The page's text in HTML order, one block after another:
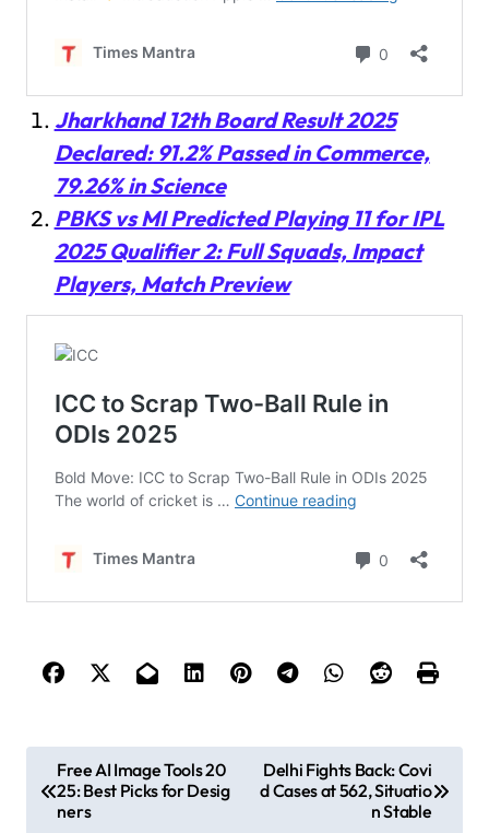
Jharkhand 12th Board Result 2025
Declared: 91.2% Passed in Commerce,
79.26% in Science
PBKS vs MI Predicted Playing 11 for IPL
2025 Qualifier 2: Full Squads, Impact
Players, Match Preview
Free AI Image Tools 20
25: Best Picks for Desig
ners
Delhi Fights Back: Covi
d Cases at 562, Situatio
n Stable